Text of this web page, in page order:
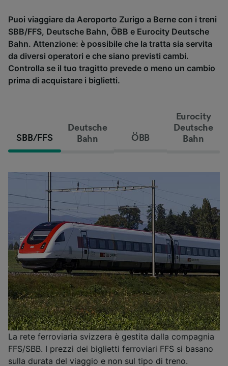
Puoi viaggiare da Aeroporto Zurigo a Berne con i treni
SBB/FFS, Deutsche Bahn, ÖBB e Eurocity Deutsche
Bahn. Attenzione: è possibile che la tratta sia servita
da diversi operatori e che siano previsti cambi.
Controlla se il tuo tragitto prevede o meno un cambio
prima di acquistare i biglietti.
SBB/FFS
Deutsche
Bahn
ÖBB
Eurocity
Deutsche
Bahn
La rete ferroviaria svizzera è gestita dalla compagnia
FFS/SBB. I prezzi dei biglietti ferroviari FFS si basano
sulla durata del viaggio e non sul tipo di treno.